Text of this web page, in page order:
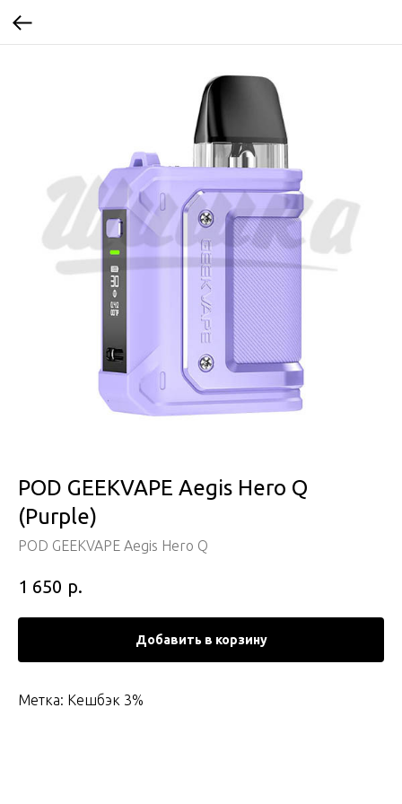
POD GEEKVAPE Aegis Hero Q
(Purple)
POD GEEKVAPE Aegis Hero Q
1 650 р.
Добавить в корзину
Метка: Кешбэк 3%